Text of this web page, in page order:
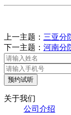
上一主题： 三亚分
下一主题： 河南分
预约试听
关于我们
公司介绍